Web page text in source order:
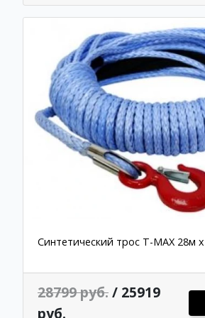
Синтетический трос T-MAX 28м
28799 руб./ 25919
руб.